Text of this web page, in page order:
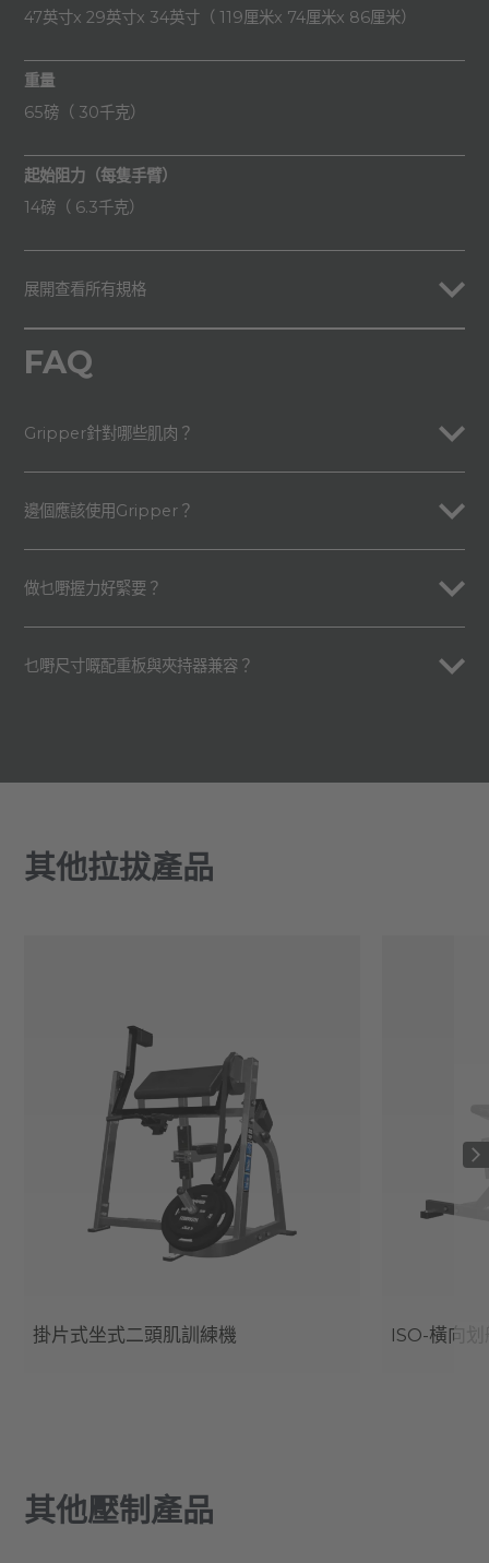
47英寸x 29英寸x 34英寸（ 119厘米x 74厘米x 86厘米）
重量
65磅（ 30千克）
起始阻力（每隻手臂）
14磅（ 6.3千克）
展開查看所有規格
FAQ
Gripper針對哪些肌肉？
邊個應該使用Gripper？
做乜嘢握力好緊要？
乜嘢尺寸嘅配重板與夾持器兼容？
其他拉拔產品
掛片式坐式二頭肌訓練機 ISO-橫向
其他壓制產品